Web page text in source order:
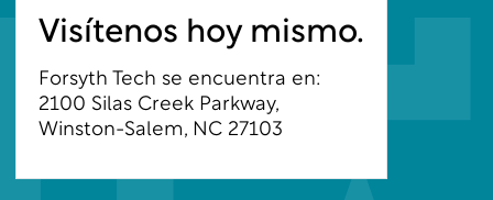
Visítenos hoy mismo.
Forsyth Tech se encuentra en:
2100 Silas Creek Parkway,
Winston-Salem, NC 27103